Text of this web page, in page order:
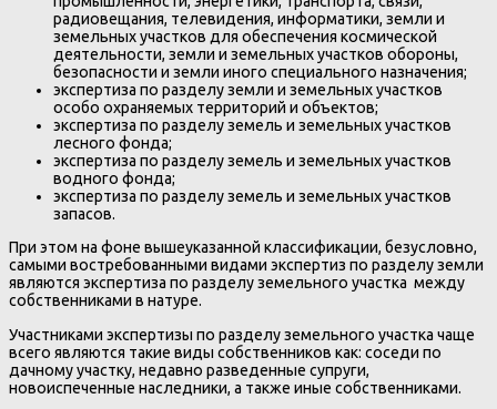
радиовещания, телевидения, информатики, земли и
земельных участков для обеспечения космической
деятельности, земли и земельных участков обороны,
безопасности и земли иного специального назначения;
экспертиза по разделу земли и земельных участков
особо охраняемых территорий и объектов;
экспертиза по разделу земель и земельных участков
лесного фонда;
экспертиза по разделу земель и земельных участков
водного фонда;
экспертиза по разделу земель и земельных участков
запасов.
При этом на фоне вышеуказанной классификации, безусловно,
самыми востребованными видами экспертиз по разделу земли
являются экспертиза по разделу земельного участка между
собственниками в натуре.
Участниками экспертизы по разделу земельного участка чаще
всего являются такие виды собственников как: соседи по
дачному участку, недавно разведенные супруги,
новоиспеченные наследники, а также иные собственниками.